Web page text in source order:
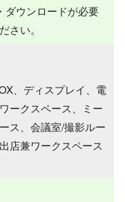
ダウンロードが必要
さい。
、ディスプレイ、電
ークスペース、ミー
ス、会議室/撮影ルー
店兼ワークスペース